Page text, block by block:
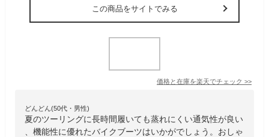
この商品をサイトでみる
価格と在庫を楽天でチェック >>
どんどん(50代・男性)
夏のツーリングに長時間履いても蒸れにくい通気性が良い
、機能性に優れたバイクブーツはいかがでしょう。おしゃ